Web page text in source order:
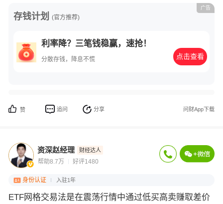
存钱计划 (官方推荐)
利率降？三笔钱稳赢，速抢！
分散存钱，降息不慌 点击查看
广告
赞 追问 分享 问财App下载
资深赵经理 财经达人
帮助8.7万 好评1480
身份认证 入驻1年
ETF网格交易法是在震荡行情中通过低买高卖赚取差价